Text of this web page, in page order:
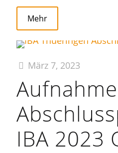
Mehr
März 7, 2023
IBA 2023